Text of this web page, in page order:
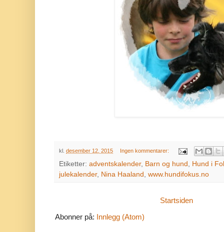
kl. desember 12, 2015 Ingen kommentarer:
Etiketter: adventskalender, Barn og hund , Hund i
julekalender, Nina Haaland , www.hundifokus.no
Startsiden
Abonner på: Innlegg (Atom)